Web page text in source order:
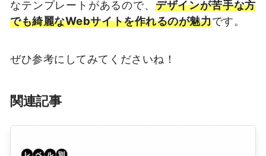
なテンプレートがあるので、 デザインが苦手な方
でも綺麗なWebサイトを作れるのが魅力です。
ぜひ参考にしてみてくださいね！
関連記事